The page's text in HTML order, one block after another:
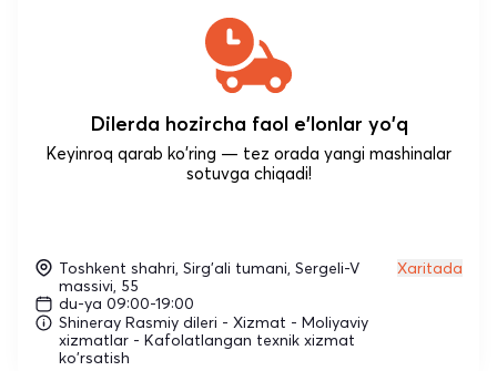
Xaritada
Toshkent shahri, Sirg'ali tumani, Sergeli-V
massivi, 55
du-ya 09:00-19:00
Shineray Rasmiy dileri - Xizmat - Moliyaviy
xizmatlar - Kafolatlangan texnik xizmat
ko'rsatish
Dilerda hozircha faol e'lonlar yo'q
Keyinroq qarab ko'ring — tez orada yangi mashinalar
sotuvga chiqadi!